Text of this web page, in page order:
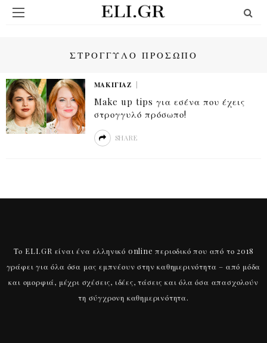
ΣΤΡΟΓΓΥΛΟ ΠΡΟΣΩΠΟ
ΜΑΚΙΓΙΆΖ
Make up tips για εσένα που έχεις
στρογγυλό πρόσωπο!
SHARE
Το ELI.GR είναι ένα ελληνικό online περιοδικό που από το 2018
γράφει για όλα όσα μας εμπνέουν στην καθημερινότητα – από μόδα
και ομορφιά, μέχρι σχέσεις, ιδέες, τάσεις και όλα όσα απασχολούν
τη σύγχρονη καθημερινότητα.